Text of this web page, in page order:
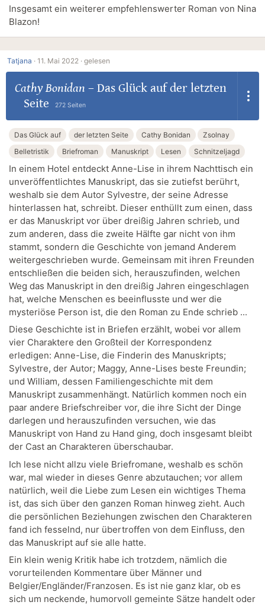
Insgesamt ein weiterer empfehlenswerter Roman von Nina
Blazon!
Tatjana · 11. Mai 2022 · gelesen
Cathy Bonidan – Das Glück auf der letzten
Seite
272 Seiten
Das Glück auf der letzten Seite Cathy Bonidan
Zsolnay
Belletristik
Briefroman Manuskript Lesen Schnitzeljagd
In einem Hotel entdeckt Anne-Lise in ihrem Nachttisch ein
unveröffentlichtes Manuskript, das sie zutiefst berührt,
weshalb sie dem Autor Sylvestre, der seine Adresse
hinterlassen hat, schreibt. Dieser enthüllt zum einen, dass
er das Manuskript vor über dreißig Jahren schrieb, und
zum anderen, dass die zweite Hälfte gar nicht von ihm
stammt, sondern die Geschichte von jemand Anderem
weitergeschrieben wurde. Gemeinsam mit ihren Freunden
entschließen die beiden sich, herauszufinden, welchen
Weg das Manuskript in den dreißig Jahren eingeschlagen
hat, welche Menschen es beeinflusste und wer die
mysteriöse Person ist, die den Roman zu Ende schrieb ...
Diese Geschichte ist in Briefen erzählt, wobei vor allem
vier Charaktere den Großteil der Korrespondenz
erledigen: Anne-Lise, die Finderin des Manuskripts;
Sylvestre, der Autor; Maggy, Anne-Lises beste Freundin;
und William, dessen Familiengeschichte mit dem
Manuskript zusammenhängt. Natürlich kommen noch ein
paar andere Briefschreiber vor, die ihre Sicht der Dinge
darlegen und herauszufinden versuchen, wie das
Manuskript von Hand zu Hand ging, doch insgesamt bleibt
der Cast an Charakteren überschaubar.
Ich lese nicht allzu viele Briefromane, weshalb es schön
war, mal wieder in dieses Genre abzutauchen; vor allem
natürlich, weil die Liebe zum Lesen ein wichtiges Thema
ist, das sich über den ganzen Roman hinweg zieht. Auch
die persönlichen Beziehungen zwischen den Charakteren
fand ich fesselnd, nur übertroffen von dem Einfluss, den
das Manuskript auf sie alle hatte.
Ein klein wenig Kritik habe ich trotzdem, nämlich die
vorurteilenden Kommentare über Männer und
Belgier/Engländer/Franzosen. Es ist nie ganz klar, ob es
sich um neckende, humorvoll gemeinte Sätze handelt oder